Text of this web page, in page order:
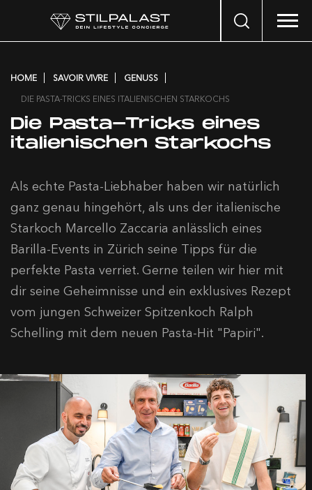
Search
HOME SAVOIR VIVRE
GENUSS
DIE PASTA-TRICKS EINES ITALIENISCHEN STARKOCHS
Die Pasta-Tricks eines
italienischen Starkochs
Als echte Pasta-Liebhaber haben wir natürlich
ganz genau hingehört, als uns der italienische
Starkoch Marcello Zaccaria anlässlich eines
Barilla-Events in Zürich seine Tipps für die
perfekte Pasta verriet. Gerne teilen wir hier mit
dir seine Geheimnisse und ein exklusives Rezept
vom jungen Schweizer Spitzenkoch Ralph
Schelling mit dem neuen Pasta-Hit "Papiri".